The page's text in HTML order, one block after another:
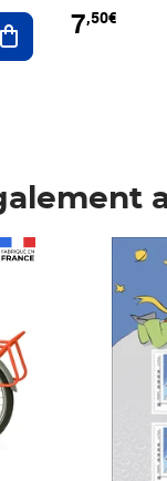
Ajouter au panier
7,50€
Prix 7,50€